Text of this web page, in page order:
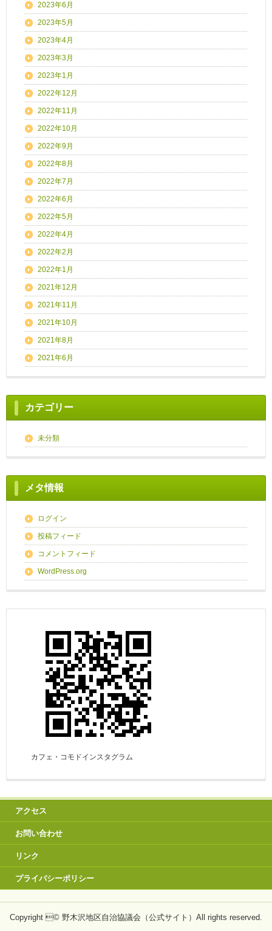
2023年6月
2023年5月
2023年4月
2023年3月
2023年1月
2022年12月
2022年11月
2022年10月
2022年9月
2022年8月
2022年7月
2022年6月
2022年5月
2022年4月
2022年2月
2022年1月
2021年12月
2021年11月
2021年10月
2021年8月
2021年6月
カテゴリー
未分類
メタ情報
ログイン
投稿フィード
コメントフィード
WordPress.org
カフェ・コモドインスタグラム
アクセス
お問い合わせ
リンク
プライバシーポリシー
Copyright © 野木沢地区自治協議会（公式サイト）All rights reserved.